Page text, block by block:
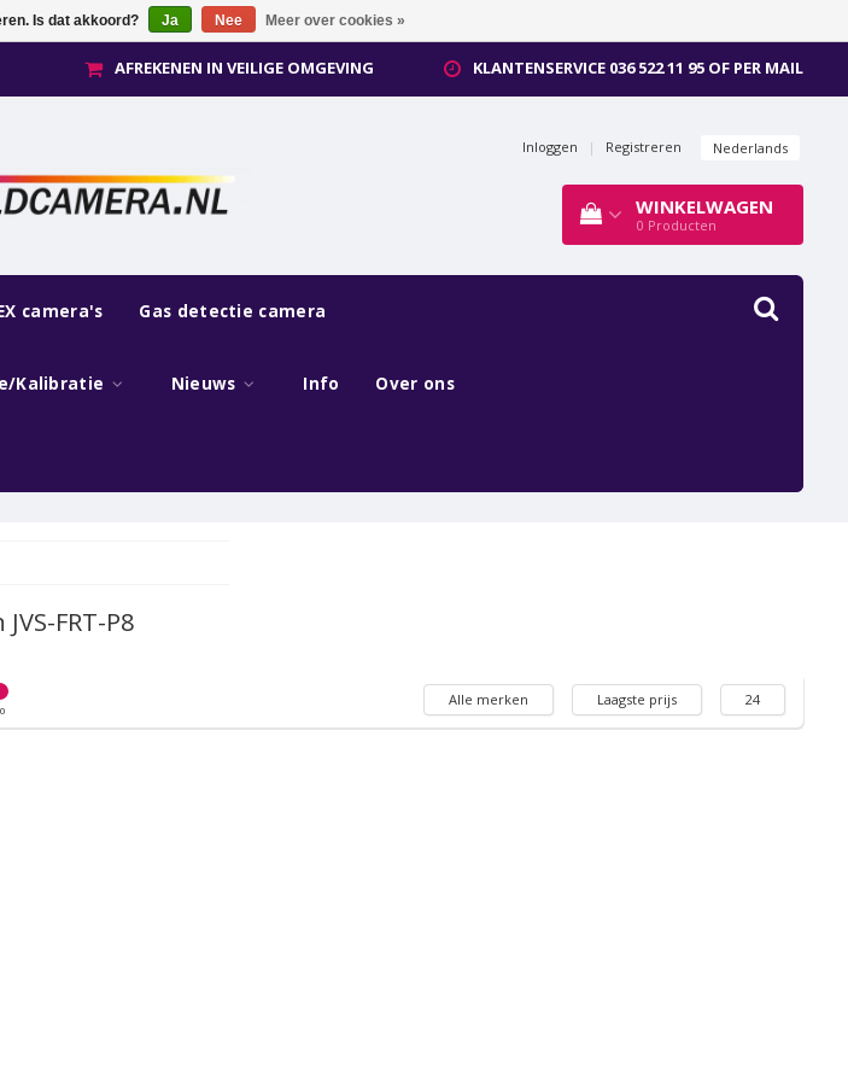
AFREKENEN IN VEILIGE OMGEVING KLANTENSERVICE 036 522 11 95 OF PER MAIL
Inloggen | Registreren Nederlands
WINKELWAGEN
0 Producten
camera's Gas detectie camera
Kalibratie Nieuws Info Over ons
FRT-P8
Alle merken Laagste prijs 24
Is dat akkoord? Ja Nee Meer over cookies »